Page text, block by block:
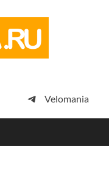
просто
Velomania